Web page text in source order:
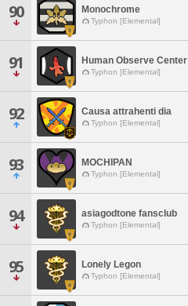
90 Monochrome
Typhon [Elemental]
91 Human Observe Center
Typhon [Elemental]
92 Causa attrahenti dia
Typhon [Elemental]
93 MOCHIPAN
Typhon [Elemental]
94 asiagodtone fansclub
Typhon [Elemental]
95 Lonely Legon
Typhon [Elemental]